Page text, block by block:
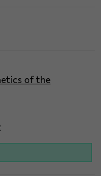
of the